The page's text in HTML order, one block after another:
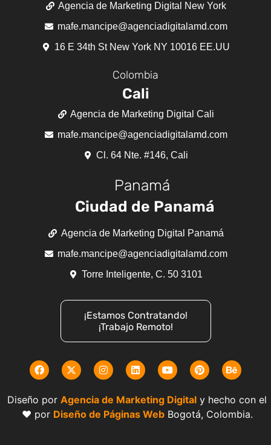
Agencia de Marketing Digital New York
mafe.mancipe@agenciadigitalamd.com
16 E 34th St New York NY 10016 EE.UU
Colombia
Cali
Agencia de Marketing Digital Cali
mafe.mancipe@agenciadigitalamd.com
Cl. 64 Nte. #146, Cali
Panamá
Ciudad de Panamá
Agencia de Marketing Digital Panamá
mafe.mancipe@agenciadigitalamd.com
Torre Inteligente, C. 50 3101
¡Estamos Contratando!
¡Trabajo Remoto!
Diseño por Agencia de Marketing Digital y hecho con el
❤️ por Diseño de Páginas WebBogotá, Colombia.